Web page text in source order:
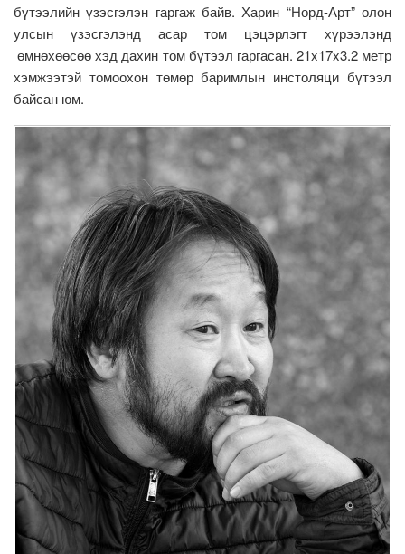
бүтээлийн үзэсгэлэн гаргаж байв. Харин “Норд-Арт” олон
улсын үзэсгэлэнд асар том цэцэрлэгт хүрээлэнд
өмнөхөөсөө хэд дахин том бүтээл гаргасан. 21x17x3.2 метр
хэмжээтэй томоохон төмөр баримлын инстоляци бүтээл
байсан юм.